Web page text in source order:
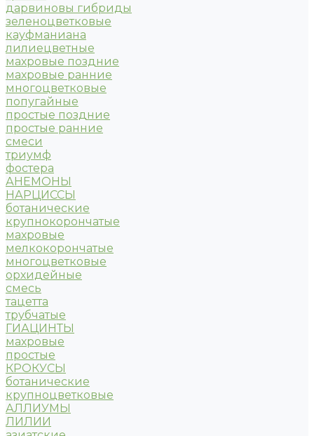
дарвиновы гибриды
зеленоцветковые
кауфманиана
лилиецветные
махровые поздние
махровые ранние
многоцветковые
попугайные
простые поздние
простые ранние
смеси
триумф
фостера
АНЕМОНЫ
НАРЦИССЫ
ботанические
крупнокорончатые
махровые
мелкокорончатые
многоцветковые
орхидейные
смесь
тацетта
трубчатые
ГИАЦИНТЫ
махровые
простые
КРОКУСЫ
ботанические
крупноцветковые
АЛЛИУМЫ
ЛИЛИИ